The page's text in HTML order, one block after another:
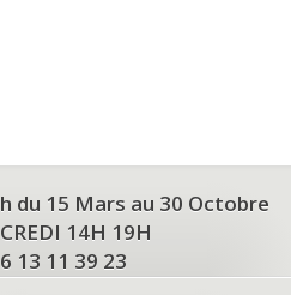
du 15 Mars au 30 Octobre
14H 19H
13 11 39 23